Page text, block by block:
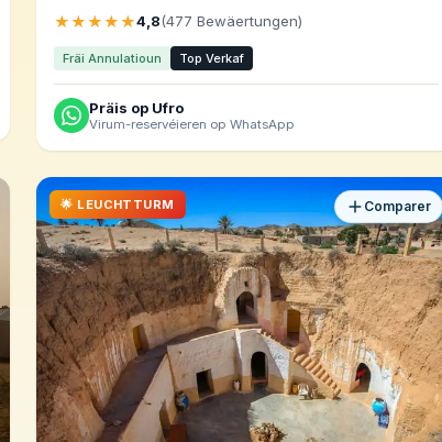
★★★★★4,8(477 Bewäertungen)
Fräi Annulatioun Top Verkaf
Präis op Ufro
Virum-reservéieren op WhatsApp
🌟 LEUCHTTURM Comparer